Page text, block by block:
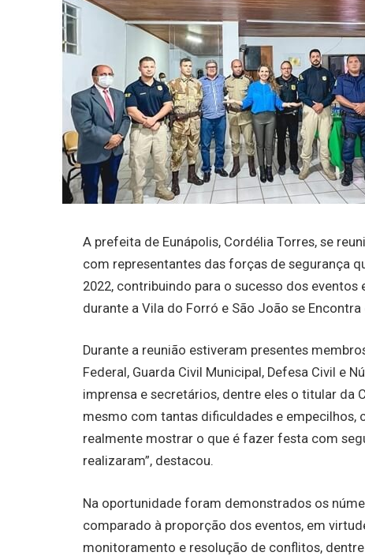
A prefeita de Eunápolis, Cordélia Torres, se
com representantes das forças de segurança
2022, contribuindo para o sucesso dos
durante a Vila do Forró e São João se Encontra
Durante a reunião estiveram presentes
Federal, Guarda Civil Municipal, Defesa Civil e
imprensa e secretários, dentre eles o titular da
mesmo com tantas dificuldades e empecilhos,
realmente mostrar o que é fazer festa com
realizaram”, destacou.
Na oportunidade foram demonstrados os
comparado à proporção dos eventos, em
monitoramento e resolução de conflitos,